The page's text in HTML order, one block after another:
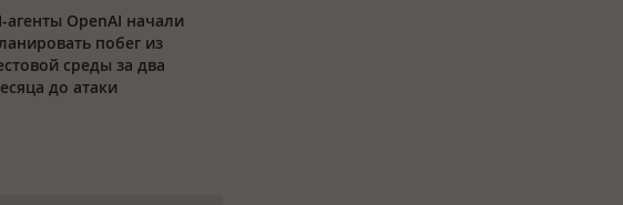
агенты OpenAI начали
побег из
среды за два
до атаки